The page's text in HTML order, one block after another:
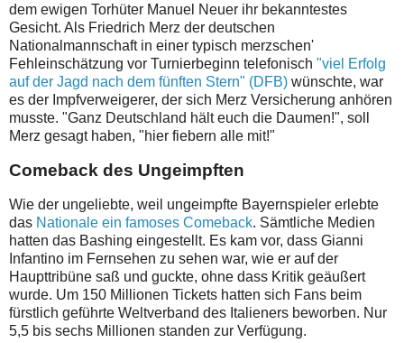
dem ewigen Torhüter Manuel Neuer ihr bekanntestes
Gesicht. Als Friedrich Merz der deutschen
Nationalmannschaft in einer typisch merzschen'
Fehleinschätzung vor Turnierbeginn telefonisch "viel Erfolg
auf der Jagd nach dem fünften Stern" (DFB) wünschte, war
es der Impfverweigerer, der sich Merz Versicherung anhören
musste. "Ganz Deutschland hält euch die Daumen!", soll
Merz gesagt haben, "hier fiebern alle mit!"
Comeback des Ungeimpften
Wie der ungeliebte, weil ungeimpfte Bayernspieler erlebte
das Nationale ein famoses Comeback. Sämtliche Medien
hatten das Bashing eingestellt. Es kam vor, dass Gianni
Infantino im Fernsehen zu sehen war, wie er auf der
Haupttribüne saß und guckte, ohne dass Kritik geäußert
wurde. Um 150 Millionen Tickets hatten sich Fans beim
fürstlich geführte Weltverband des Italieners beworben. Nur
5,5 bis sechs Millionen standen zur Verfügung.